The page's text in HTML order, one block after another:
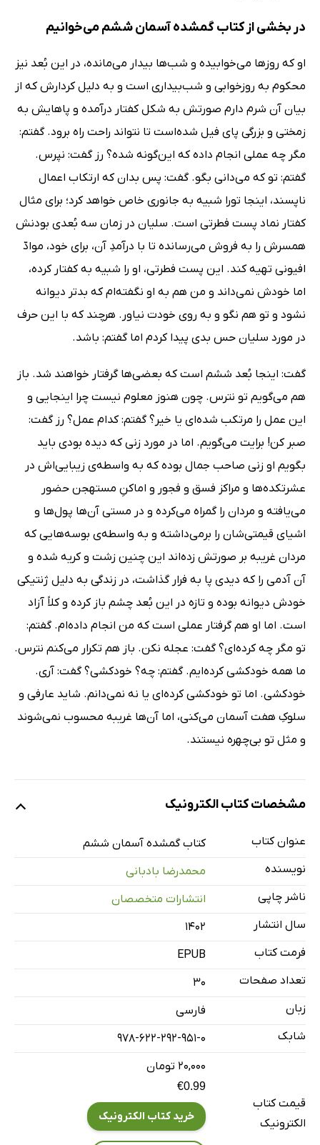
در بخشی از کتاب گمشده آسمان ششم می‌خوانیم
او که روزها می‌خوابیده و شب‌ها بیدار می‌مانده، در این بُعد نیز
محکوم به روزخوابی و شب‌بیداری است و به دلیل کردارش که از
بیان آن شرم دارم صورتش به شکل کفتار درآمده‌ و پاهایش به
زمختی و بزرگی پای فیل شده‌است تا نتواند راحت راه برود. گفتم:
مگر چه عملی انجام داده که این‌گونه شده؟ رز گفت: نپرس.
گفتم: تو که می‌دانی بگو. گفت: پس بدان که ارتکاب اعمال
ناپسند، اینجا تورا شبیه به جانوری خاص خواهد کرد؛ برای مثال
کفتار نماد پست‌ فطرتی ‌است. سلیان در زمان سه بُعدی بودنش
همسرش را به فروش می‌رسانده تا با درآمدِ آن، برای خود، موادّ
افیونی تهیه کند. این پست فطرتی، او را شبیه به کفتار کرده،
اما خودش نمی‌داند و من هم به او نگفته‌ام که بدتر دیوانه
نشود و تو هم نگو و به روی خودت نیاور. هرچند که با این حرف
در مورد سلیان حس بدی پیدا کردم اما گفتم: باشد.
گفت: اینجا بُعد ششم است که بعضی‌ها گرفتار خواهند شد. باز
هم می‌گویم تو نترس. چون هنوز معلوم نیست چرا اینجایی و
این عمل را مرتکب شده‌ای یا خیر؟ گفتم: کدام عمل؟ رز گفت:
صبر کن! برایت می‌گویم. اما در مورد زنی که دیده بودی باید
بگویم او زنی صاحب جمال بوده که به واسطه‌ی زیبایی‌اش در
عشرتکده‌ها و مراکز فسق و فجور و اماکنِ مستهجن حضور
می‌یافته و مردان را گمراه می‌کرده و در مستی آن‌ها پول‌ها و
اشیای قیمتی‌شان را برمی‌داشته و به واسطه‌ی بوسه‌هایی که
مردان غریبه بر صورتش زده‌اند این چنین زشت و کریه شده و
آن آدمی را که دیدی پا به فرار گذاشت، در زندگی به دلیل ژنتیکی
خودش دیوانه بوده و تازه در این بُعد چشم باز کرده و کلاً آزاد
است. اما او هم گرفتار عملی است که من انجام داده‌ام. گفتم:
تو مگر چه کرده‌ای؟ گفت: عجله نکن. باز هم تکرار می‌کنم نترس.
ما همه خودکشی کرده‌ایم. گفتم: چه؟ خودکشی؟ گفت: آری.
خودکشی. اما تو خودکشی کرده‌ای یا نه نمی‌دانم. شاید عارفی و
سلوکِ هفت آسمان می‌کنی، اما آن‌ها غریبه محسوب نمی‌شوند
و مثل تو بی‌چهره نیستند.
مشخصات کتاب الکترونیک
عنوان کتاب
کتاب گمشده آسمان ششم
نویسنده
محمدرضا بادبانی
ناشر چاپی
انتشارات متخصصان
سال انتشار
۱۴۰۲
فرمت کتاب
EPUB
تعداد صفحات
30
زبان
فارسی
شابک
978-622-292-951-0
قیمت کتاب
الکترونیک
۲۰,۰۰۰ تومان
€0.99
خرید کتاب الکترونیک